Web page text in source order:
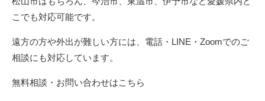
こでも対応可能です。
遠方の方や外出が難しい方には、電話・LINE・Zoomでのご
相談にも対応しています。
無料相談・お問い合わせはこちら